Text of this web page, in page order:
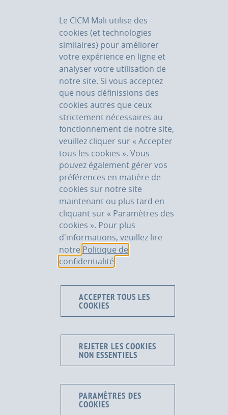
PARTENAIRES :
Centre Hospitalier Universitaire Mère Enfant
Tsaralalàna ; Laboratoire des Pathogènes Emergents
(LPE), Fondation Mérieux, Lyon.
Lundi au vendredi de 07h30 à 18h00
Samedi de 08h00 à 12h00
PRÉLÈVEMENTS
Lundi au vendredi de 07h30 à 12h00
Samedi de 08h00 à 10h00
POUR NOUS CONTACTER
+223 20 22 51 54
POLITIQUE DE CONFIDENTIALITÉ
CONTACT
ENQUÊTE DE SATISFACTION
Le CICM Mali utilise des
cookies (et technologies
similaires) pour améliorer
votre expérience en ligne et
analyser votre utilisation de
notre site. Si vous acceptez
que nous définissions des
cookies autres que ceux
strictement nécessaires au
fonctionnement de notre site,
veuillez cliquer sur « Accepter
tous les cookies ». Vous
pouvez également gérer vos
préférences en matière de
cookies sur notre site
maintenant ou plus tard en
cliquant sur « Paramètres des
cookies ». Pour plus
d'informations, veuillez lire
notre Politique de
confidentialité
ACCEPTER TOUS LES
COOKIES
REJETER LES COOKIES
NON ESSENTIELS
PARAMÈTRES DES
COOKIES